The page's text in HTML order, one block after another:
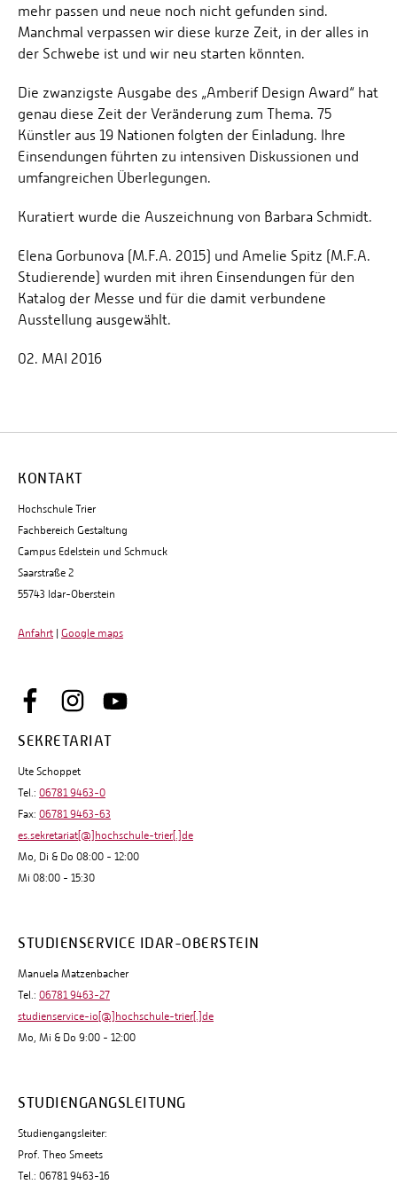
mehr passen und neue noch nicht gefunden sind.
Manchmal verpassen wir diese kurze Zeit, in der alles in
der Schwebe ist und wir neu starten könnten.
Die zwanzigste Ausgabe des „Amberif Design Award“ hat
genau diese Zeit der Veränderung zum Thema. 75
Künstler aus 19 Nationen folgten der Einladung. Ihre
Einsendungen führten zu intensiven Diskussionen und
umfangreichen Überlegungen.
Kuratiert wurde die Auszeichnung von Barbara Schmidt.
Elena Gorbunova (M.F.A. 2015) und Amelie Spitz (M.F.A.
Studierende) wurden mit ihren Einsendungen für den
Katalog der Messe und für die damit verbundene
Ausstellung ausgewählt.
02. MAI 2016
KONTAKT
Hochschule Trier
Fachbereich Gestaltung
Campus Edelstein und Schmuck
Saarstraße 2
55743 Idar-Oberstein
Anfahrt Google maps
SEKRETARIAT
Ute Schoppet
Tel.: 06781 9463-0
Fax: 06781 9463-63
es.sekretariat[@]hochschule-trier[.]de
Mo, Di & Do 08:00 - 12:00
Mi 08:00 - 15:30
STUDIENSERVICE IDAR-OBERSTEIN
Manuela Matzenbacher
Tel.: 06781 9463-27
studienservice-io[@]hochschule-trier[.]de
Mo, Mi & Do 9:00 - 12:00
STUDIENGANGSLEITUNG
Studiengangsleiter:
Prof. Theo Smeets
Tel.: 06781 9463-16